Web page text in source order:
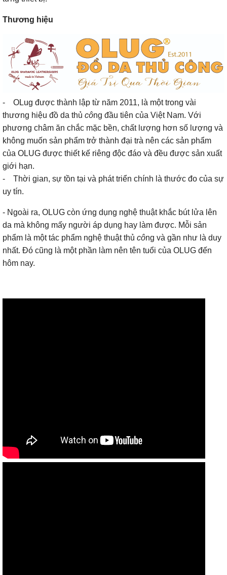
Thương hiệu
- OLug được thành lập từ năm 2011, là một trong vài
thương hiệu đồ da thủ công đầu tiên của Việt Nam. Với
phương châm ăn chắc mặc bền, chất lượng hơn số lượng và
không muốn sản phẩm trở thành đại trà nên các sản phẩm
của OLUG được thiết kế riêng độc đáo và đều được sản xuất
giới hạn.
- Thời gian, sự tồn tại và phát triển chính là thước đo của sự
uy tín.
- Ngoài ra, OLUG còn ứng dụng nghệ thuật khắc bút lửa lên
da mà không mấy người áp dụng hay làm được. Mỗi sản
phẩm là một tác phẩm nghệ thuật thủ công và gần như là duy
nhất. Đó cũng là một phần làm nên tên tuổi của OLUG đến
hôm nay.